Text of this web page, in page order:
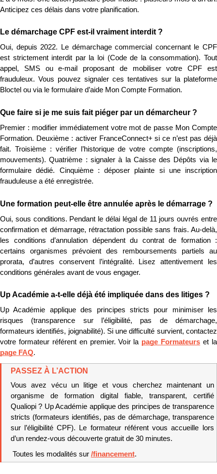
Anticipez ces délais dans votre planification.
Le démarchage CPF est-il vraiment interdit ?
Oui, depuis 2022. Le démarchage commercial concernant le CPF
est strictement interdit par la loi (Code de la consommation). Tout
appel, SMS ou e-mail proposant de mobiliser votre CPF est
frauduleux. Vous pouvez signaler ces tentatives sur la plateforme
Bloctel ou via le formulaire d’aide Mon Compte Formation.
Que faire si je me suis fait piéger par un démarcheur ?
Premier : modifier immédiatement votre mot de passe Mon Compte
Formation. Deuxième : activer FranceConnect+ si ce n’est pas déjà
fait. Troisième : vérifier l’historique de votre compte (inscriptions,
mouvements). Quatrième : signaler à la Caisse des Dépôts via le
formulaire dédié. Cinquième : déposer plainte si une inscription
frauduleuse a été enregistrée.
Une formation peut-elle être annulée après le démarrage ?
Oui, sous conditions. Pendant le délai légal de 11 jours ouvrés entre
confirmation et démarrage, rétractation possible sans frais. Au-delà,
les conditions d’annulation dépendent du contrat de formation :
certains organismes prévoient des remboursements partiels au
prorata, d’autres conservent l’intégralité. Lisez attentivement les
conditions générales avant de vous engager.
Up Académie a-t-elle déjà été impliquée dans des litiges ?
Up Académie applique des principes stricts pour minimiser les
risques (transparence sur l’éligibilité, pas de démarchage,
formateurs identifiés, joignabilité). Si une difficulté survient, contactez
votre formateur référent en premier. Voir la page Formateurs
page FAQ.
PASSEZ À L’ACTION
Vous avez vécu un litige et vous cherchez maintenant un
organisme de formation digital fiable, transparent, certifié
Qualiopi ? Up Académie applique des principes de transparence
stricts (formateurs identifiés, pas de démarchage, transparence
sur l’éligibilité CPF). Le formateur référent vous accueille lors
d’un rendez-vous découverte gratuit de 30 minutes.
Toutes les modalités sur /financement.